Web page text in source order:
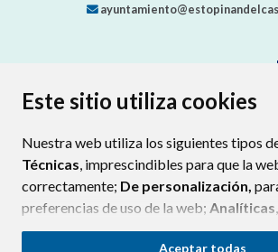
Este sitio utiliza cookies
Nuestra web utiliza los siguientes tipos
Técnicas, imprescindibles para que la
correctamente; De personalización,
preferencias de uso de la web; Analíticas
funcionamiento de la web y sus servicios.
Aceptar todas
AVISO LEGAL
PROTECCIÓN DE DATOS
POLÍTICA DE COOKIES